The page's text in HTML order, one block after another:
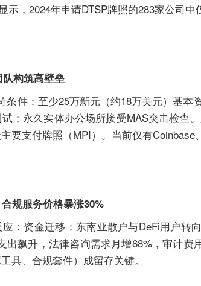
示，2024年申请DTSP牌照的283家公司中
构筑高壁垒
条件：至少25万新元（约18万美元）基
；永久实体办公场所接受MAS突击检查
要支付牌照（MPI）。当前仅有Coinbase
规服务价格暴涨30%
：资金迁移：东南亚散户与DeFi用户转
出飙升，法律咨询需求月增68%，审计
具、合规套件）成留存关键。